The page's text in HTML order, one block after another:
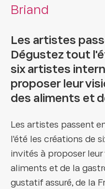
Briand
Les artistes
Dégustez tout
six artistes
proposer leur
des aliments et
Les artistes passent
l'été les créations de
invités à proposer leur
aliments et de la
gustatif assuré, de la